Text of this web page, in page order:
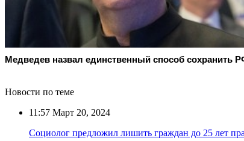
Медведев назвал единственный способ сохранить
Новости по теме
11:57 Март 20, 2024
Социолог предложил лишить граждан до 25 лет